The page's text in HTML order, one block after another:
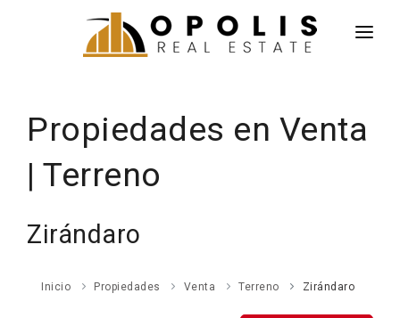
PROPIEDADES
AGENTES
ENGLISH
Propiedades en Venta
| Terreno
Zirándaro
Inicio Propiedades Venta Terreno Zirándaro